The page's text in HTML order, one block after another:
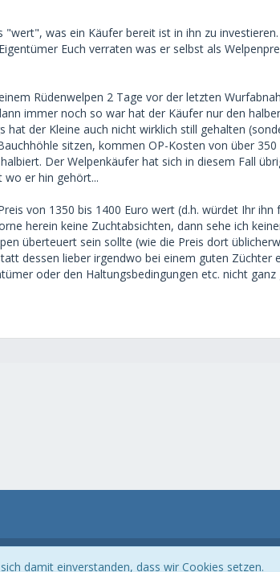
"wert", was ein Käufer bereit ist in ihn zu
Euch verraten was er selbst als
Rüdenwelpen 2 Tage vor der letzten
immer noch so war hat der Käufer nur den
hat der Kleine auch nicht wirklich still gehalten
sitzen, kommen OP-Kosten von über
Der Welpenkäufer hat sich in diesem Fall
er hin gehört...
von 1350 bis 1400 Euro wert (d.h. würdet Ihr
herein keine Zuchtabsichten, dann sehe ich
überteuert sein sollte (wie die Preis dort
dessen lieber irgendwo bei einem guten Züchter
oder den Haltungsbedingungen etc. nicht ganz
Community-Software:WoltLab Suite™ 3.1.23
damit einverstanden, dass wir Cookies setzen.